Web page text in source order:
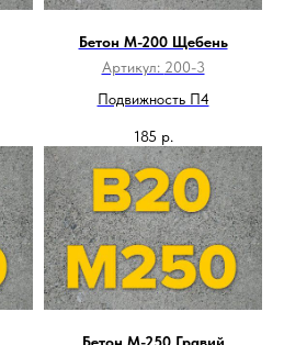
Бетон М-200 Щебень
Артикул: 200-3
Подвижность П4
185 р.